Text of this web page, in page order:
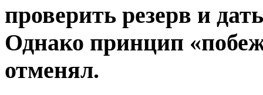
проверить резерв и
Однако принцип
отменял.